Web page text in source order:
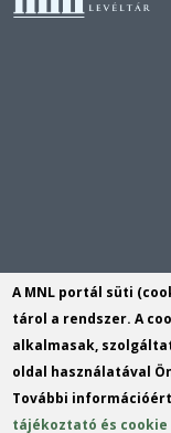
A MNL portál süti
tárol a rendszer. A
alkalmasak,
oldal használatával
További
tájékoztató és